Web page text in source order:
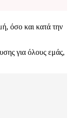
όσο και κατά την
για όλους εμάς,